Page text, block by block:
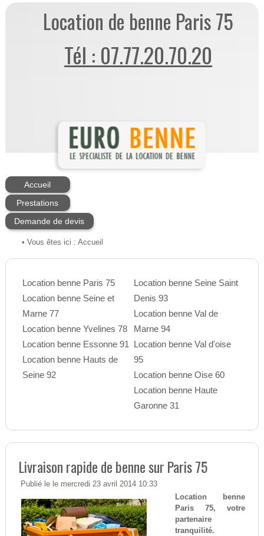
Location de benne Paris 75
Tél : 07.77.20.70.20
Accueil
Prestations
Demande de devis
• Vous êtes ici : Accueil
Location benne Paris 75
Location benne Seine et
Marne 77
Location benne Yvelines 78
Location benne Essonne 91
Location benne Hauts de
Seine 92
Location benne Seine Saint
Denis 93
Location benne Val de
Marne 94
Location benne Val d'oise
95
Location benne Oise 60
Location benne Haute
Garonne 31
Livraison rapide de benne sur Paris 75
Publié le le mercredi 23 avril 2014 10:33
Location benne
Paris 75, votre
partenaire
tranquilité.